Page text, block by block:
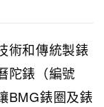
術和傳統製錶
陀錶（編號
BMG錶圈及錶